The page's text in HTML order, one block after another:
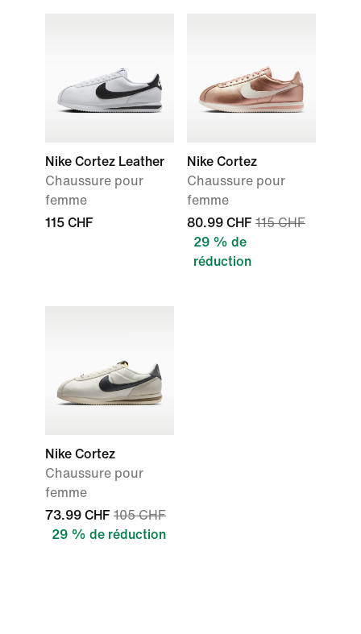
Nike Cortez Leather
Chaussure pour
femme
115 CHF
Nike Cortez
Chaussure pour
femme
80.99 CHF 115 CHF
29 % de
réduction
Nike Cortez
Chaussure pour
femme
73.99 CHF 105 CHF
29 % de réduction